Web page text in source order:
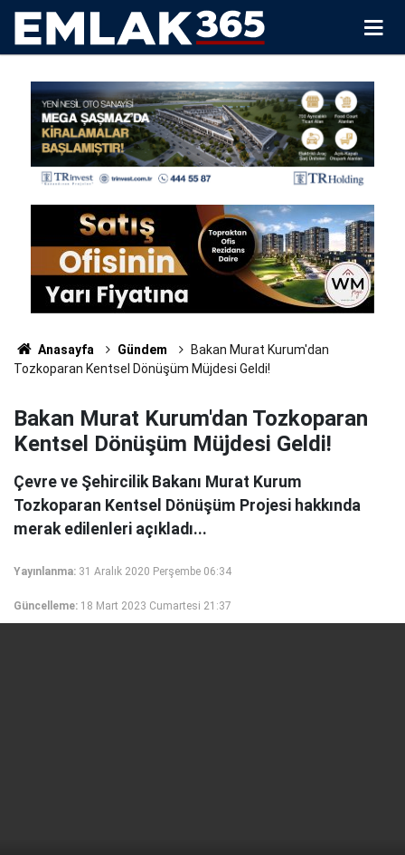
Anasayfa Gündem
Bakan Murat Kurum'dan
Tozkoparan Kentsel Dönüşüm Müjdesi Geldi!
Bakan Murat Kurum'dan Tozkoparan
Kentsel Dönüşüm Müjdesi Geldi!
Çevre ve Şehircilik Bakanı Murat Kurum
Tozkoparan Kentsel Dönüşüm Projesi hakkında
merak edilenleri açıkladı...
Yayınlanma: 31 Aralık 2020 Perşembe 06:34
Güncelleme: 18 Mart 2023 Cumartesi 21:37